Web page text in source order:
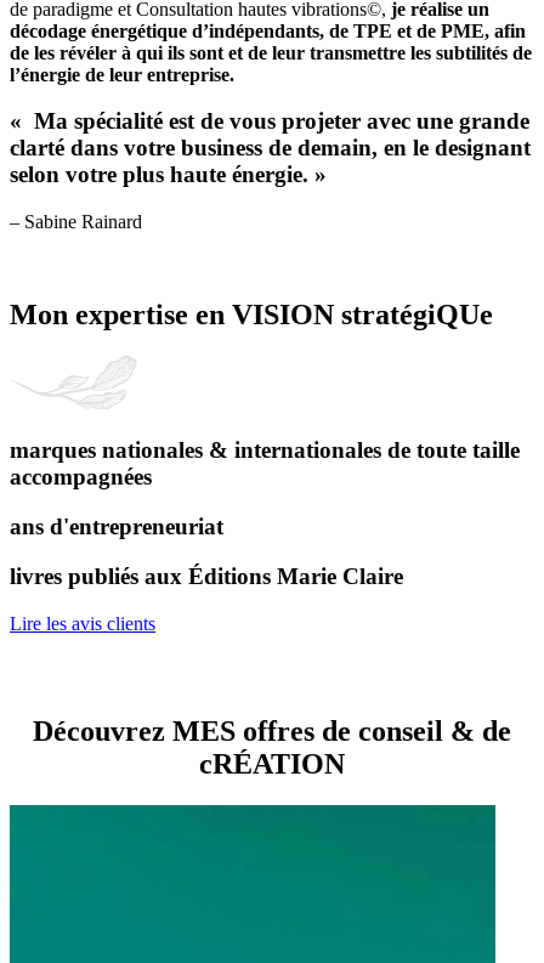
de paradigme et Consultation hautes vibrations©, je réalise un
décodage énergétique d’indépendants, de TPE et de PME, afin
de les révéler à qui ils sont et de leur transmettre les subtilités de
l’énergie de leur entreprise.
« Ma spécialité est de vous projeter avec une grande
clarté dans votre business de demain, en le designant
selon votre plus haute énergie. »
– Sabine Rainard
Mon expertise en VISION stratégiQUe
marques nationales & internationales de toute taille
accompagnées
ans d'entrepreneuriat
livres publiés aux Éditions Marie Claire
Lire les avis clients
Découvrez MES offres de conseil & de
cRÉATION